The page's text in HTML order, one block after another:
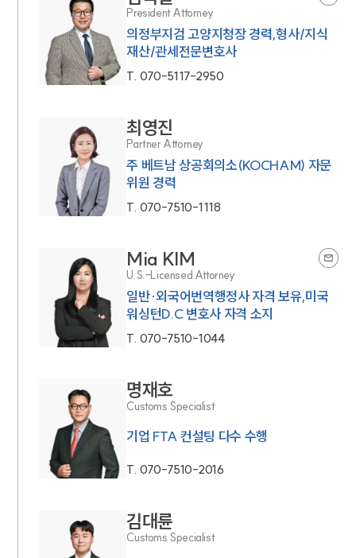
President Attorney
의정부지검 고양지청장 경력,형사/지식
재산/관세전문변호사
T. 070-5117-2950
최영진
Partner Attorney
주 베트남 상공회의소(KOCHAM) 자문
위원 경력
T. 070-7510-1118
Mia KIM
U.S.-Licensed Attorney
일반·외국어번역행정사 자격 보유,미국
워싱턴D.C 변호사 자격 소지
T. 070-7510-1044
명재호
Customs Specialist
기업 FTA 컨설팅 다수 수행
T. 070-7510-2016
김대륜
Customs Specialist